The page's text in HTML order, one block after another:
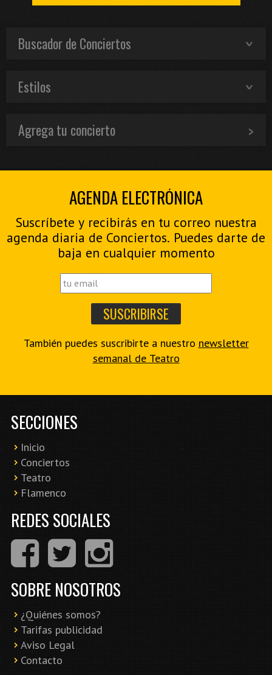
Buscador de Conciertos
Estilos
Agrega tu concierto
AGENDA ELECTRÓNICA
Suscríbete y recibirás en tu correo nuestra
agenda diaria de Conciertos. Puedes darte de
baja en cualquier momento
También puedes suscribirte a nuestro newsletter
semanal de Teatro
SECCIONES
Inicio
Conciertos
Teatro
Flamenco
REDES SOCIALES
SOBRE NOSOTROS
¿Quiénes somos?
Tarifas publicidad
Aviso Legal
Contacto